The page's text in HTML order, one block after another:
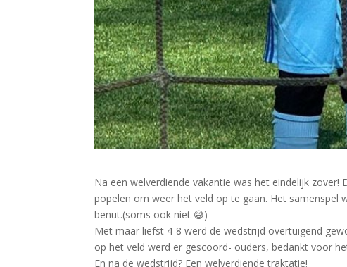
Na een welverdiende vakantie was het eindelijk
popelen om weer het veld op te gaan. Het samenspel
benut.(soms ook niet 😅)
Met maar liefst 4-8 werd de wedstrijd overtuigend
op het veld werd er gescoord- ouders, bedankt voor
En na de wedstrijd? Een welverdiende traktatie!